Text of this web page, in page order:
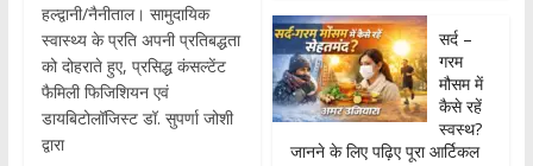
हल्द्वानी/नैनीताल। सामुदायिक
स्वास्थ्य के प्रति अपनी प्रतिबद्धता
को दोहराते हुए, प्रसिद्ध कंसल्टेंट
फैमिली फिजिशियन एवं
डायबिटोलॉजिस्ट डॉ. सुपर्णा जोशी
द्वारा
सर्द –
गरम
मौसम में
कैसे रहें
स्वस्थ?
जानने के लिए पढ़िए पूरा आर्टिकल